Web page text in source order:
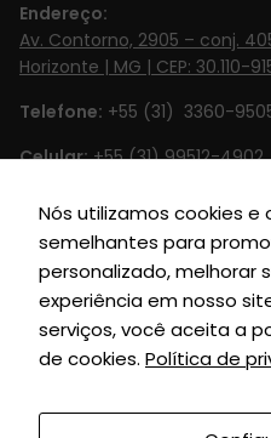
Endereço:
Av. Contorno, 2905 – conj.
Horizonte | MG | CEP: 30.110-
Telefone: +55 (31) 3360-
Celular:+55 (31) 99512-4902‬
Email:
contato@britto.com.br
Horário de Funcionamento:
SIGA-NOS
Nós utilizamos cookies
semelhantes para
personalizado, melhorar
experiência em nosso
serviços, você aceita a
de cookies. Política de